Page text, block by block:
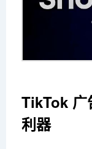
TikTok 广
利器